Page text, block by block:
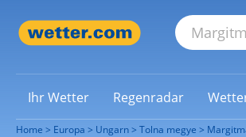
Ihr Wetter Regenradar
Home Europa Ungarn Tolna megye